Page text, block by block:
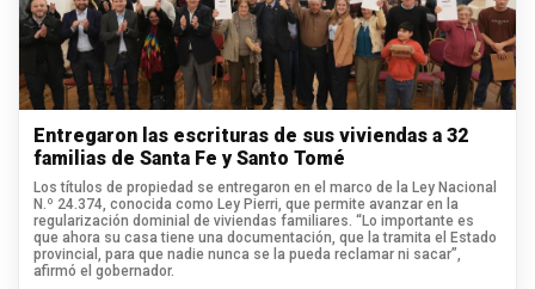
Entregaron las escrituras de sus viviendas a 32
familias de Santa Fe y Santo Tomé
Los títulos de propiedad se entregaron en el marco de la Ley Nacional
N.º 24.374, conocida como Ley Pierri, que permite avanzar en la
regularización dominial de viviendas familiares. “Lo importante es
que ahora su casa tiene una documentación, que la tramita el Estado
provincial, para que nadie nunca se la pueda reclamar ni sacar”,
afirmó el gobernador.